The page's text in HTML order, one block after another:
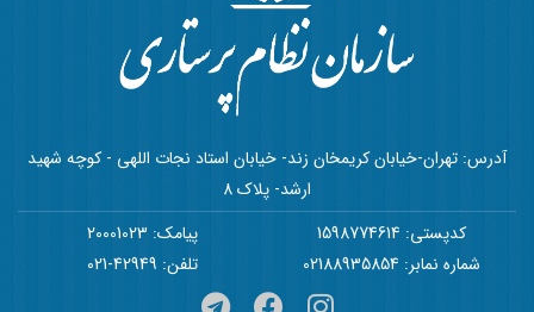
آدرس: تهران-خیابان کریمخان زند- خیابان استاد نجات اللهی - کوچه شهید
ارشد- پلاک 8
کدپستی: 1598774614
پیامک: 20001023
شماره نمابر: 02188935854
تلفن: 42949-021